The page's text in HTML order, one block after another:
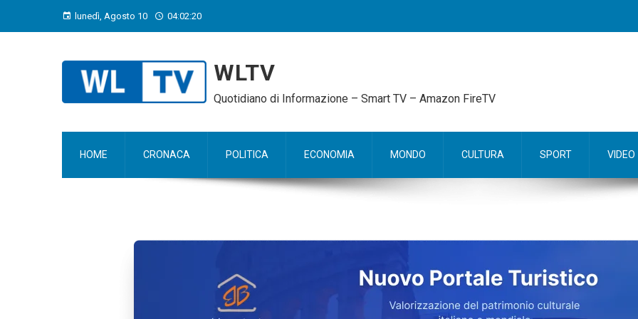
lunedì, Agosto 10 04:02:21
WLTV
Quotidiano di Informazione – Smart TV – Amazon FireTV
HOME CRONACA POLITICA ECONOMIA MONDO CULTURA SPORT VIDEO